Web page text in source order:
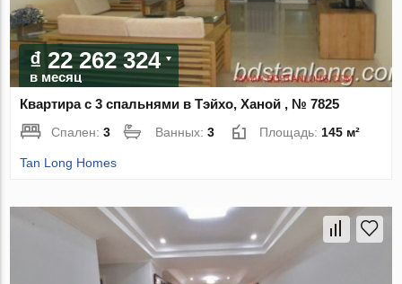
₫ 22 262 324
в месяц
Квартира с 3 спальнями в Тэйхо, Ханой , № 7825
Спален:3 Ванных:3 Площадь: 145 м²
Tan Long Homes